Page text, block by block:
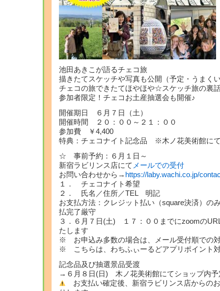
池田あきこが語るチェコ旅
描きたてスケッチや写真も公開（予定・うまく
チェコの旅できたてほやほや☆スケッチ旅の裏
参加者限定！チェコお土産抽選会も開催♪
開催期日 ６月７日（土）
開催時間 ２０：００～２１：００
参加費 ￥4,400
特典：チェコナイト記念品 ※木ノ花美術館に
☆ 事前予約：６月１日～
新宿ラビリンス店にて メールでの受付
お問い合わせから→ https://laby.wachi.co.jp/
１． チェコナイト希望
２． 氏名／住所／TEL 明記
お支払方法：クレジット払い（square決済）
払完了厳守
３．６月７日(土) １７：００までにzoomの
たします
※ お申込み多数の場合は、メール受付順での
※ こちらは、わちふぃーるどアプリポイント
記念品及び抽選景品受渡
→６月８日(日) 木ノ花美術館にてショップ内予
お支払い確定後、新宿ラビリンス店からの